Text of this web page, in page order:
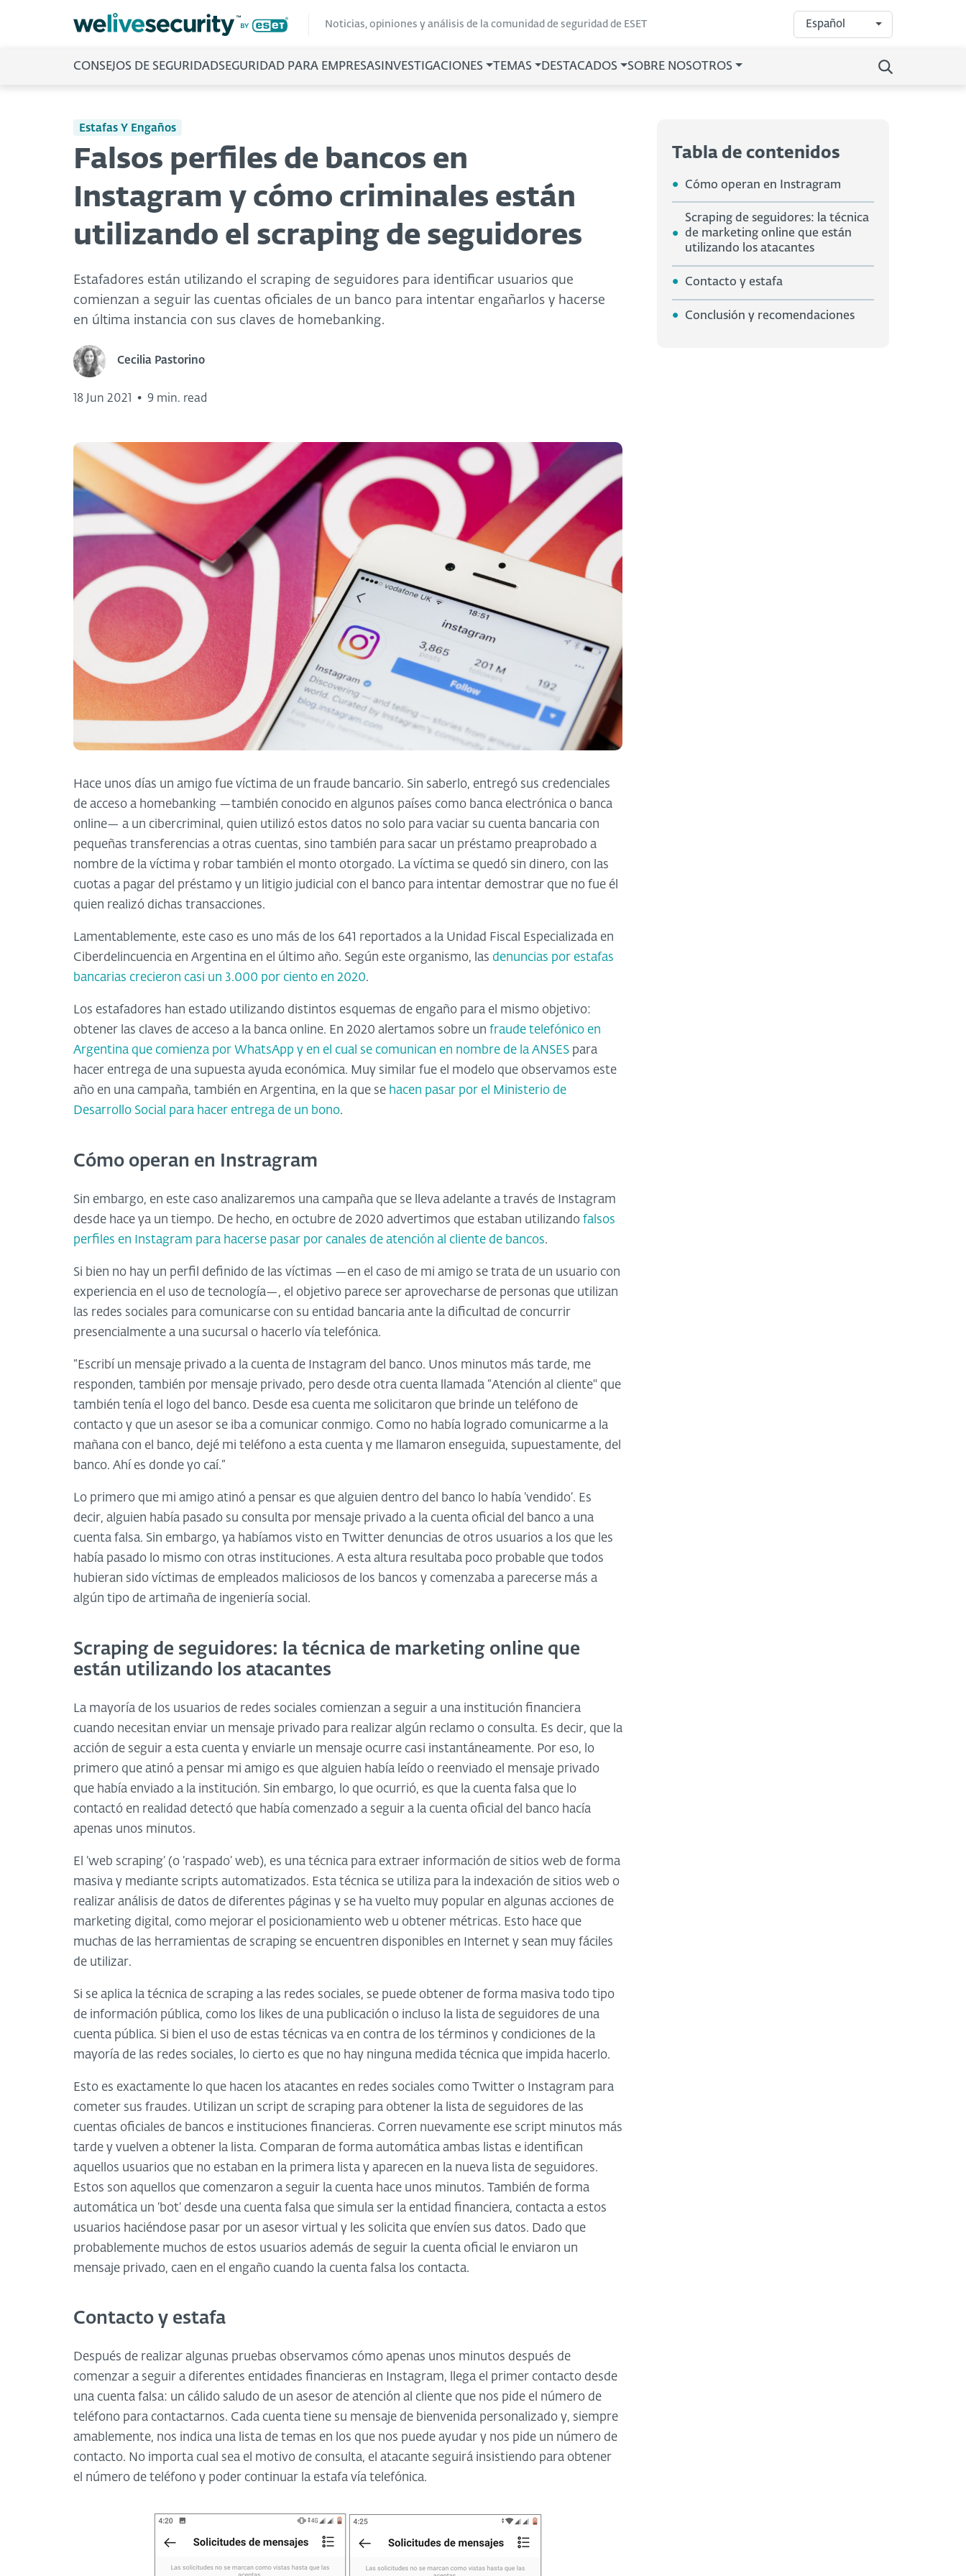
Noticias, opiniones y análisis de la comunidad de seguridad de ESET Español
CONSEJOS DE SEGURIDADSEGURIDAD PARA EMPRESAS INVESTIGACIONES TEMAS DESTACADOS SOBRE NOSOTROS
Estafas Y Engaños
Falsos perfiles de bancos en
Instagram y cómo criminales están
utilizando el scraping de seguidores
Estafadores están utilizando el scraping de seguidores para identificar usuarios que
comienzan a seguir las cuentas oficiales de un banco para intentar engañarlos y hacerse
en última instancia con sus claves de homebanking.
Cecilia Pastorino
18 Jun 2021 • 9 min. read
Hace unos días un amigo fue víctima de un fraude bancario. Sin saberlo, entregó sus credenciales
de acceso a homebanking —también conocido en algunos países como banca electrónica o banca
online— a un cibercriminal, quien utilizó estos datos no solo para vaciar su cuenta bancaria con
pequeñas transferencias a otras cuentas, sino también para sacar un préstamo preaprobado a
nombre de la víctima y robar también el monto otorgado. La víctima se quedó sin dinero, con las
cuotas a pagar del préstamo y un litigio judicial con el banco para intentar demostrar que no fue él
quien realizó dichas transacciones.
Lamentablemente, este caso es uno más de los 641 reportados a la Unidad Fiscal Especializada en
Ciberdelincuencia en Argentina en el último año. Según este organismo, las denuncias por estafas
bancarias crecieron casi un 3.000 por ciento en 2020.
Los estafadores han estado utilizando distintos esquemas de engaño para el mismo objetivo:
obtener las claves de acceso a la banca online. En 2020 alertamos sobre un fraude telefónico en
Argentina que comienza por WhatsApp y en el cual se comunican en nombre de la ANSES para
hacer entrega de una supuesta ayuda económica. Muy similar fue el modelo que observamos este
año en una campaña, también en Argentina, en la que se hacen pasar por el Ministerio de
Desarrollo Social para hacer entrega de un bono.
Cómo operan en Instragram
Sin embargo, en este caso analizaremos una campaña que se lleva adelante a través de Instagram
desde hace ya un tiempo. De hecho, en octubre de 2020 advertimos que estaban utilizando falsos
perfiles en Instagram para hacerse pasar por canales de atención al cliente de bancos.
Si bien no hay un perfil definido de las víctimas —en el caso de mi amigo se trata de un usuario con
experiencia en el uso de tecnología—, el objetivo parece ser aprovecharse de personas que utilizan
las redes sociales para comunicarse con su entidad bancaria ante la dificultad de concurrir
presencialmente a una sucursal o hacerlo vía telefónica.
“Escribí un mensaje privado a la cuenta de Instagram del banco. Unos minutos más tarde, me
responden, también por mensaje privado, pero desde otra cuenta llamada “Atención al cliente" que
también tenía el logo del banco. Desde esa cuenta me solicitaron que brinde un teléfono de
contacto y que un asesor se iba a comunicar conmigo. Como no había logrado comunicarme a la
mañana con el banco, dejé mi teléfono a esta cuenta y me llamaron enseguida, supuestamente, del
banco. Ahí es donde yo caí.”
Lo primero que mi amigo atinó a pensar es que alguien dentro del banco lo había ‘vendido’. Es
decir, alguien había pasado su consulta por mensaje privado a la cuenta oficial del banco a una
cuenta falsa. Sin embargo, ya habíamos visto en Twitter denuncias de otros usuarios a los que les
había pasado lo mismo con otras instituciones. A esta altura resultaba poco probable que todos
hubieran sido víctimas de empleados maliciosos de los bancos y comenzaba a parecerse más a
algún tipo de artimaña de ingeniería social.
Scraping de seguidores: la técnica de marketing online que
están utilizando los atacantes
La mayoría de los usuarios de redes sociales comienzan a seguir a una institución financiera
cuando necesitan enviar un mensaje privado para realizar algún reclamo o consulta. Es decir, que la
acción de seguir a esta cuenta y enviarle un mensaje ocurre casi instantáneamente. Por eso, lo
primero que atinó a pensar mi amigo es que alguien había leído o reenviado el mensaje privado
que había enviado a la institución. Sin embargo, lo que ocurrió, es que la cuenta falsa que lo
contactó en realidad detectó que había comenzado a seguir a la cuenta oficial del banco hacía
apenas unos minutos.
El ‘web scraping’ (o ‘raspado’ web), es una técnica para extraer información de sitios web de forma
masiva y mediante scripts automatizados. Esta técnica se utiliza para la indexación de sitios web o
realizar análisis de datos de diferentes páginas y se ha vuelto muy popular en algunas acciones de
marketing digital, como mejorar el posicionamiento web u obtener métricas. Esto hace que
muchas de las herramientas de scraping se encuentren disponibles en Internet y sean muy fáciles
de utilizar.
Si se aplica la técnica de scraping a las redes sociales, se puede obtener de forma masiva todo tipo
de información pública, como los likes de una publicación o incluso la lista de seguidores de una
cuenta pública. Si bien el uso de estas técnicas va en contra de los términos y condiciones de la
mayoría de las redes sociales, lo cierto es que no hay ninguna medida técnica que impida hacerlo.
Esto es exactamente lo que hacen los atacantes en redes sociales como Twitter o Instagram para
cometer sus fraudes. Utilizan un script de scraping para obtener la lista de seguidores de las
cuentas oficiales de bancos e instituciones financieras. Corren nuevamente ese script minutos más
tarde y vuelven a obtener la lista. Comparan de forma automática ambas listas e identifican
aquellos usuarios que no estaban en la primera lista y aparecen en la nueva lista de seguidores.
Estos son aquellos que comenzaron a seguir la cuenta hace unos minutos. También de forma
automática un ‘bot’ desde una cuenta falsa que simula ser la entidad financiera, contacta a estos
usuarios haciéndose pasar por un asesor virtual y les solicita que envíen sus datos. Dado que
probablemente muchos de estos usuarios además de seguir la cuenta oficial le enviaron un
mensaje privado, caen en el engaño cuando la cuenta falsa los contacta.
Contacto y estafa
Después de realizar algunas pruebas observamos cómo apenas unos minutos después de
comenzar a seguir a diferentes entidades financieras en Instagram, llega el primer contacto desde
una cuenta falsa: un cálido saludo de un asesor de atención al cliente que nos pide el número de
teléfono para contactarnos. Cada cuenta tiene su mensaje de bienvenida personalizado y, siempre
amablemente, nos indica una lista de temas en los que nos puede ayudar y nos pide un número de
contacto. No importa cual sea el motivo de consulta, el atacante seguirá insistiendo para obtener
el número de teléfono y poder continuar la estafa vía telefónica.
Tabla de contenidos
Cómo operan en Instragram
Scraping de seguidores: la técnica
de marketing online que están
utilizando los atacantes
Contacto y estafa
Conclusión y recomendaciones